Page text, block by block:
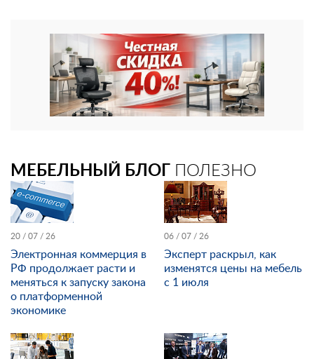
МЕБЕЛЬНЫЙ БЛОГ ПОЛЕЗНО
20 / 07 / 26
Электронная коммерция в
РФ продолжает расти и
меняться к запуску закона
о платформенной
экономике
06 / 07 / 26
Эксперт раскрыл, как
изменятся цены на мебель
с 1 июля